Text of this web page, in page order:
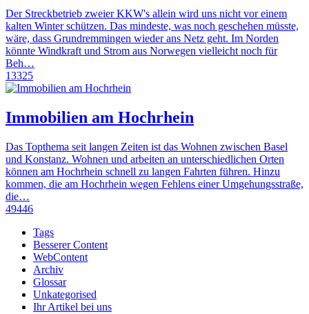
Der Streckbetrieb zweier KKW's allein wird uns nicht vor einem
kalten Winter schützen. Das mindeste, was noch geschehen müsste,
wäre, dass Grundremmingen wieder ans Netz geht. Im Norden
könnte Windkraft und Strom aus Norwegen vielleicht noch für
Beh…
13325
Immobilien am Hochrhein
Das Topthema seit langen Zeiten ist das Wohnen zwischen Basel
und Konstanz. Wohnen und arbeiten an unterschiedlichen Orten
können am Hochrhein schnell zu langen Fahrten führen. Hinzu
kommen, die am Hochrhein wegen Fehlens einer Umgehungsstraße,
die…
49446
Tags
Besserer Content
WebContent
Archiv
Glossar
Unkategorised
Ihr Artikel bei uns